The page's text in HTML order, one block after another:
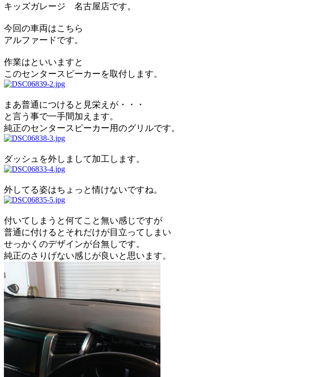
キッズガレージ 名古屋店です。
今回の車両はこちら
アルファードです。
作業はといいますと
このセンタースピーカーを取付します。
まあ普通につけると見栄えが・・・
と言う事で一手間加えます。
純正のセンタースピーカー用のグリルです。
ダッシュを外しまして加工します。
外してる姿はちょっと情けないですね。
付いてしまうと何てこと無い感じですが
普通に付けるとそれだけが目立ってしまい
せっかくのデザインが台無しです。
純正のさりげない感じが良いと思います。